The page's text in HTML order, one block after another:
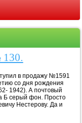
130.
в продажу №1591
со дня рождения
1942). А почтовый
Б серый фон. Просто
Нестерову. Да и
радость!